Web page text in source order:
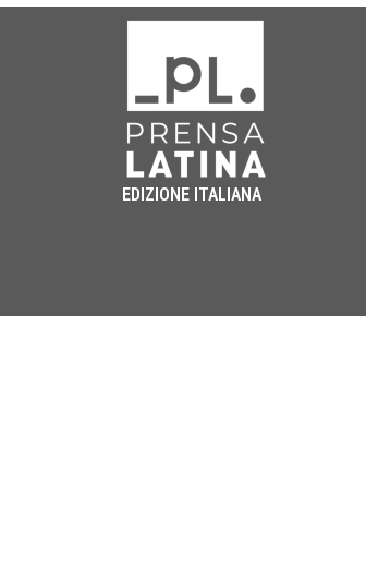
EDIZIONE ITALIANA